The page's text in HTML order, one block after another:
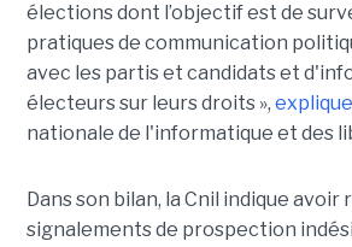
élections dont l’objectif est de
pratiques de communication
avec les partis et candidats et
électeurs sur leurs droits », explique
nationale de l'informatique et des
Dans son bilan, la Cnil indique avoir
signalements de prospection